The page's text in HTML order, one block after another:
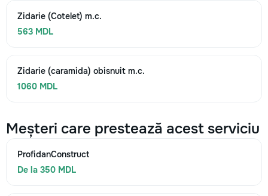
Zidarie (Cotelet) m.c.
563 MDL
Zidarie (caramida) obisnuit m.c.
1060 MDL
Meșteri care prestează acest serviciu
ProfidanConstruct
De la 350 MDL